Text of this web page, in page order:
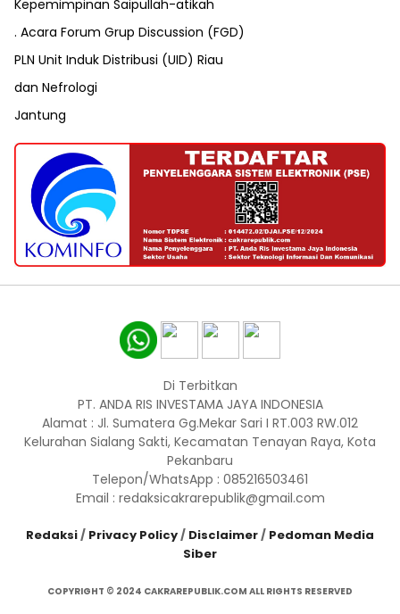
Kepemimpinan Saipullah-atikah
. Acara Forum Grup Discussion (FGD)
PLN Unit Induk Distribusi (UID) Riau
dan Nefrologi
Jantung
Di Terbitkan
PT. ANDA RIS INVESTAMA JAYA INDONESIA
Alamat : Jl. Sumatera Gg.Mekar Sari I RT.003 RW.012
Kelurahan Sialang Sakti, Kecamatan Tenayan Raya, Kota
Pekanbaru
Telepon/WhatsApp : 085216503461
Email : redaksicakrarepublik@gmail.com
Redaksi/ Privacy Policy/ Disclaimer/ Pedoman Media
Siber
COPYRIGHT © 2024 CAKRAREPUBLIK.COM ALL RIGHTS RESERVED